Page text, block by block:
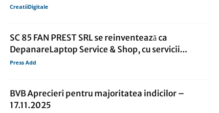
CreatiiDigitale
SC 85 FAN PREST SRL se reinventează ca
DepanareLaptop Service & Shop, cu servicii...
Press Add
BVB Aprecieri pentru majoritatea indicilor –
17.11.2025